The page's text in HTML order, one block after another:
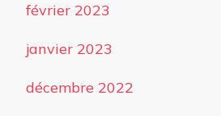
février 2023
janvier 2023
décembre 2022